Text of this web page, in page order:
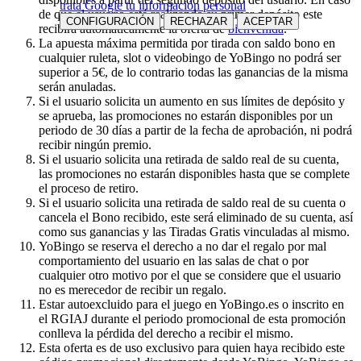
de que el usuario esté realizando su primer depósito este
recibirá automaticamente la oferta debienvenida.
La apuesta máxima permitida por tirada con saldo bono en
cualquier ruleta, slot o videobingo de YoBingo no podrá ser
superior a 5€, de lo contrario todas las ganancias de la misma
serán anuladas.
Si el usuario solicita un aumento en sus límites de depósito y
se aprueba, las promociones no estarán disponibles por un
periodo de 30 días a partir de la fecha de aprobación, ni podrá
recibir ningún premio.
Si el usuario solicita una retirada de saldo real de su cuenta,
las promociones no estarán disponibles hasta que se complete
el proceso de retiro.
Si el usuario solicita una retirada de saldo real de su cuenta o
cancela el Bono recibido, este será eliminado de su cuenta, así
como sus ganancias y las Tiradas Gratis vinculadas al mismo.
YoBingo se reserva el derecho a no dar el regalo por mal
comportamiento del usuario en las salas de chat o por
cualquier otro motivo por el que se considere que el usuario
no es merecedor de recibir un regalo.
Estar autoexcluido para el juego en YoBingo.es o inscrito en
el RGIAJ durante el periodo promocional de esta promoción
conlleva la pérdida del derecho a recibir el mismo.
Esta oferta es de uso exclusivo para quien haya recibido este
trata Google tu información personal
CONFIGURACIÓN RECHAZAR ACEPTAR